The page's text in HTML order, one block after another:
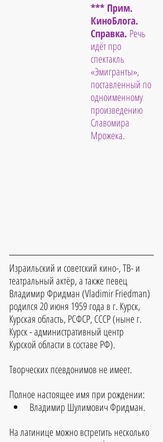
*** Прим.
КиноБлога.
Справка. Речь
идёт про
спектакль
«Эмигранты»,
поставленный по
одноименному
произведению
Славомира
Мрожека.
Израильский и советский кино-, ТВ- и
театральный актёр, а также певец
Владимир Фридман (Vladimir Friedman)
родился 20 июня 1959 года в г. Курск,
Курская область, РСФСР, СССР (ныне г.
Курск - административный центр
Курской области в составе РФ).
Творческих псевдонимов не имеет.
Полное настоящее имя при рождении:
Владимир Шулимович Фридман.
На латинице можно встретить несколько